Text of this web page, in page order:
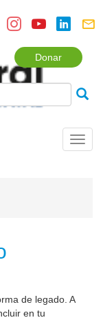
Donar
de legado. A
en tu